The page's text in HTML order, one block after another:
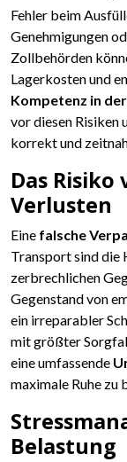
Fehler beim
Genehmigungen
Zollbehörden
Lagerkosten und
Kompetenz in
vor diesen Risiken
korrekt und
Das Risiko
Verlusten
Eine falsche
Transport sind die
zerbrechlichen
Gegenstand von
ein irreparabler
mit größter
eine umfassende
maximale Ruhe zu
Belastung